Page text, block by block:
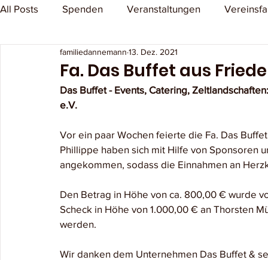
All Posts Spenden Veranstaltungen
Fa. Das Buffet aus
familiedannemann 13. Dez. 2021
Das Buffet - Events, Catering,
e.V.
Vor ein paar Wochen feierte die Fa. Das
Phillippe haben sich mit Hilfe von Sponsoren
angekommen, sodass die Einnahmen an
Den Betrag in Höhe von ca. 800,00 € wurde
Scheck in Höhe von 1.000,00 € an Thorsten
werden.
Wir danken dem Unternehmen Das Buffet &